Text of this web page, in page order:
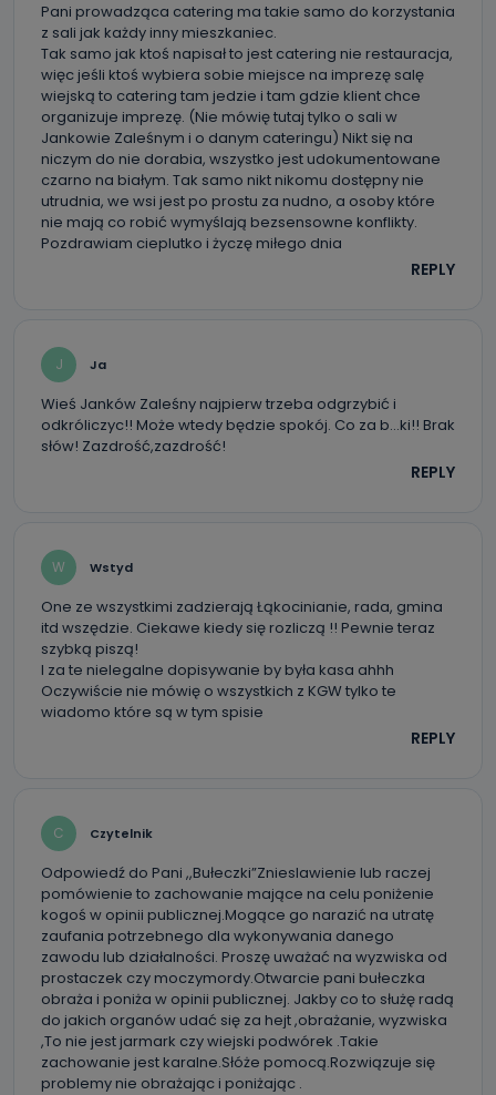
Pani prowadząca catering ma takie samo do korzystania
z sali jak każdy inny mieszkaniec.
Tak samo jak ktoś napisał to jest catering nie restauracja,
więc jeśli ktoś wybiera sobie miejsce na imprezę salę
wiejską to catering tam jedzie i tam gdzie klient chce
organizuje imprezę. (Nie mówię tutaj tylko o sali w
Jankowie Zaleśnym i o danym cateringu) Nikt się na
niczym do nie dorabia, wszystko jest udokumentowane
czarno na białym. Tak samo nikt nikomu dostępny nie
utrudnia, we wsi jest po prostu za nudno, a osoby które
nie mają co robić wymyślają bezsensowne konflikty.
Pozdrawiam cieplutko i życzę miłego dnia
REPLY
J Ja
Wieś Janków Zaleśny najpierw trzeba odgrzybić i
odkróliczyc!! Może wtedy będzie spokój. Co za b…ki!! Brak
słów! Zazdrość,zazdrość!
REPLY
W Wstyd
One ze wszystkimi zadzierają Łąkocinianie, rada, gmina
itd wszędzie. Ciekawe kiedy się rozliczą !! Pewnie teraz
szybką piszą!
I za te nielegalne dopisywanie by była kasa ahhh
Oczywiście nie mówię o wszystkich z KGW tylko te
wiadomo które są w tym spisie
REPLY
C Czytelnik
Odpowiedź do Pani ,,Bułeczki”Znieslawienie lub raczej
pomówienie to zachowanie mające na celu poniżenie
kogoś w opinii publicznej.Mogące go narazić na utratę
zaufania potrzebnego dla wykonywania danego
zawodu lub działalności. Proszę uważać na wyzwiska od
prostaczek czy moczymordy.Otwarcie pani bułeczka
obraża i poniża w opinii publicznej. Jakby co to służę radą
do jakich organów udać się za hejt ,obrażanie, wyzwiska
,To nie jest jarmark czy wiejski podwórek .Takie
zachowanie jest karalne.Słóże pomocą.Rozwiązuje się
problemy nie obrażając i poniżając .